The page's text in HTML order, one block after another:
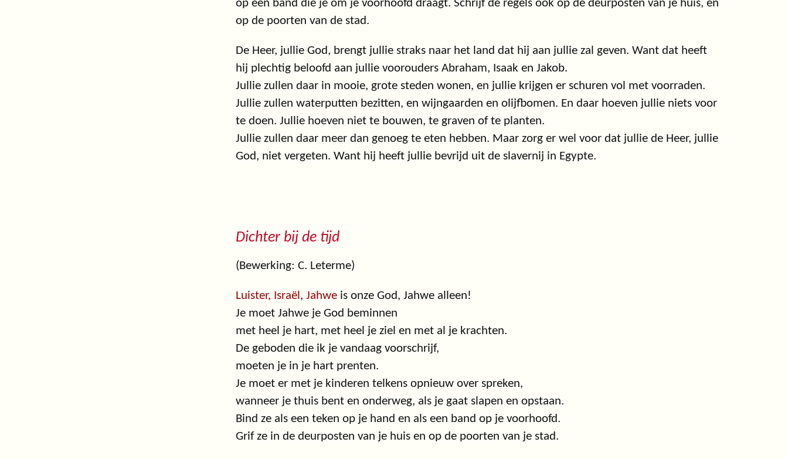
op een band die je om je voorhoofd draagt. Schrijf de regels ook op de deurposten van je huis, en
op de poorten van de stad.
De Heer, jullie God, brengt jullie straks naar het land dat hij aan jullie zal geven. Want dat heeft
hij plechtig beloofd aan jullie voorouders Abraham, Isaak en Jakob.
Jullie zullen daar in mooie, grote steden wonen, en jullie krijgen er schuren vol met voorraden.
Jullie zullen waterputten bezitten, en wijngaarden en olijfbomen. En daar hoeven jullie niets voor
te doen. Jullie hoeven niet te bouwen, te graven of te planten.
Jullie zullen daar meer dan genoeg te eten hebben. Maar zorg er wel voor dat jullie de Heer, jullie
God, niet vergeten. Want hij heeft jullie bevrijd uit de slavernij in Egypte.
Dichter bij de tijd
(Bewerking: C. Leterme)
Luister, Israël , Jahwe is onze God, Jahwe alleen!
Je moet Jahwe je God beminnen
met heel je hart, met heel je ziel en met al je krachten.
De geboden die ik je vandaag voorschrijf,
moeten je in je hart prenten.
Je moet er met je kinderen telkens opnieuw over spreken,
wanneer je thuis bent en onderweg, als je gaat slapen en opstaan.
Bind ze als een teken op je hand en als een band op je voorhoofd.
Grif ze in de deurposten van je huis en op de poorten van je stad.